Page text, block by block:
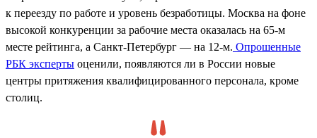
к переезду по работе и уровень безработицы. Москва на фоне
высокой конкуренции за рабочие места оказалась на 65-м
месте рейтинга, а Санкт-Петербург — на 12-м. Опрошенные
РБК эксперты оценили, появляются ли в России новые
центры притяжения квалифицированного персонала, кроме
столиц.